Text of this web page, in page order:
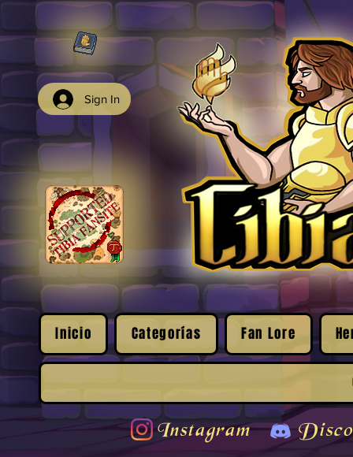
Sign In
Inicio Categorías Fan Lore
Instagram